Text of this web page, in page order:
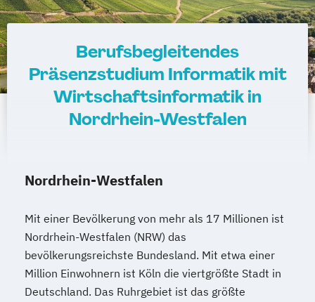
Berufsbegleitendes
Präsenzstudium Informatik mit
Wirtschaftsinformatik in
Nordrhein-Westfalen
Nordrhein-Westfalen
Mit einer Bevölkerung von mehr als 17 Millionen ist
Nordrhein-Westfalen (NRW) das
bevölkerungsreichste Bundesland. Mit etwa einer
Million Einwohnern ist Köln die viertgrößte Stadt in
Deutschland. Das Ruhrgebiet ist das größte